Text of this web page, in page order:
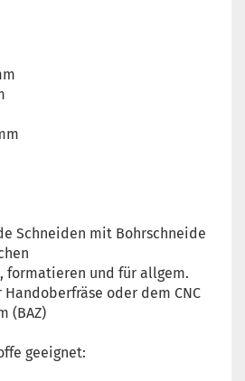
Schneiden mit Bohrschneide
formatieren und für allgem.
oder dem CNC
(BAZ)
geeignet: